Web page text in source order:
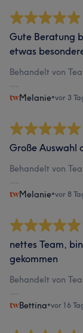
Gute Beratung
etwas
Behandelt von
Melanie•vor 3
Große Auswahl
Behandelt von
Melanie•vor 8
nettes Team,
gekommen
Behandelt von
Bettina•vor 16